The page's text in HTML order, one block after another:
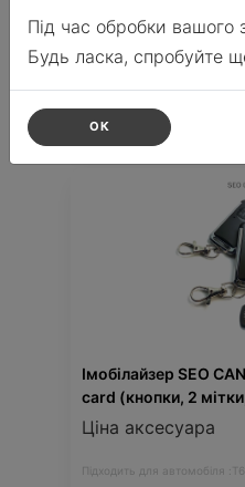
Ціна з встановленням
ONE;HS AS33;ZS ZS32;
Імобілайзер SEO
card (кнопки, 2
Ціна аксесуара
Підходить для автомобіля :
Під час обробки вашого
Будь ласка, спробуйте
ОК